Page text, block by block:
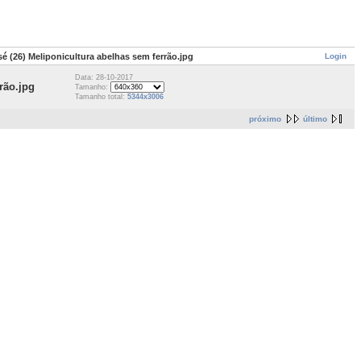
Login
(26) Meliponicultura abelhas sem ferrão.jpg
Data: 28-10-2017
Tamanho:
Tamanho total: 5344x3006
próximo último